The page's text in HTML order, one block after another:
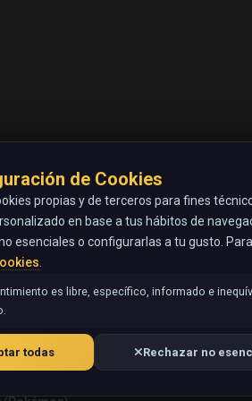
de Cookies
propias y de terceros para fines
en base a tus hábitos de
esenciales o configurarlas a tu gusto.
es libre, específico, informado e
todas Rechazar no